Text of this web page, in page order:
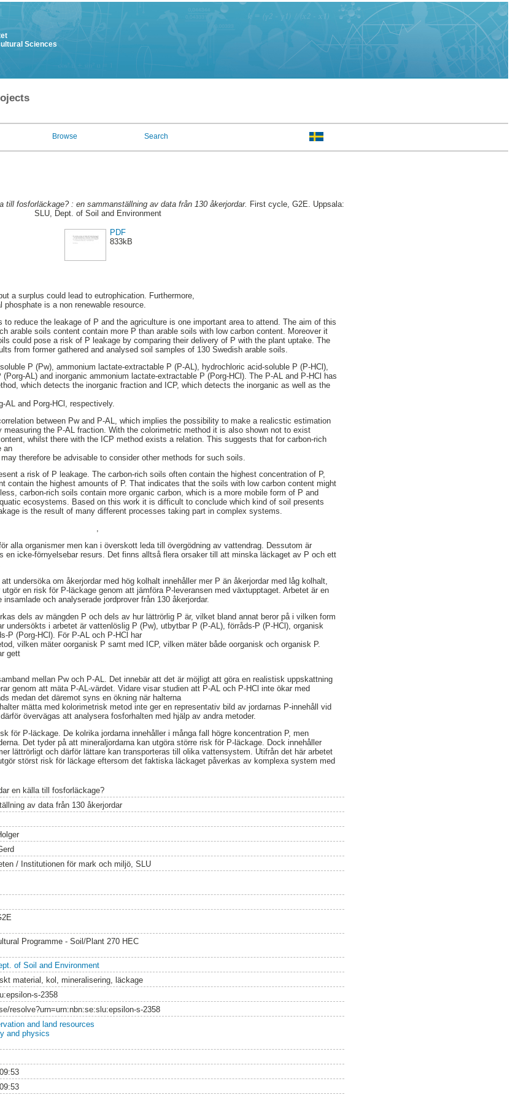
Sciences
Browse Search
till fosforläckage? : en sammanställning av data från 130 åkerjordar. First cycle, G2E. Uppsala:
SLU, Dept. of Soil and Environment
PDF
833kB
a surplus could lead to eutrophication. Furthermore,
is a non renewable resource.
to reduce the leakage of P and the agriculture is one important area to attend. The aim of this
arable soils content contain more P than arable soils with low carbon content. Moreover it
could pose a risk of P leakage by comparing their delivery of P with the plant uptake. The
from former gathered and analysed soil samples of 130 Swedish arable soils.
P (Pw), ammonium lactate-extractable P (P-AL), hydrochloric acid-soluble P (P-HCl),
AL) and inorganic ammonium lactate-extractable P (Porg-HCl). The P-AL and P-HCl has
which detects the inorganic fraction and ICP, which detects the inorganic as well as the
AL and Porg-HCl, respectively.
between Pw and P-AL, which implies the possibility to make a realicstic estimation
the P-AL fraction. With the colorimetric method it is also shown not to exist
whilst there with the ICP method exists a relation. This suggests that for carbon-rich
an
therefore be advisable to consider other methods for such soils.
a risk of P leakage. The carbon-rich soils often contain the highest concentration of P,
contain the highest amounts of P. That indicates that the soils with low carbon content might
carbon-rich soils contain more organic carbon, which is a more mobile form of P and
ecosystems. Based on this work it is difficult to conclude which kind of soil presents
is the result of many different processes taking part in complex systems.
,
alla organismer men kan i överskott leda till övergödning av vattendrag. Dessutom är
en icke-förnyelsebar resurs. Det finns alltså flera orsaker till att minska läckaget av P och ett
undersöka om åkerjordar med hög kolhalt innehåller mer P än åkerjordar med låg kolhalt,
en risk för P-läckage genom att jämföra P-leveransen med växtupptaget. Arbetet är en
och analyserade jordprover från 130 åkerjordar.
dels av mängden P och dels av hur lättrörlig P är, vilket bland annat beror på i vilken form
undersökts i arbetet är vattenlöslig P (Pw), utbytbar P (P-AL), förråds-P (P-HCl), organisk
P (Porg-HCl). För P-AL och P-HCl har
vilken mäter oorganisk P samt med ICP, vilken mäter både oorganisk och organisk P.
gett
mellan Pw och P-AL. Det innebär att det är möjligt att göra en realistisk uppskattning
genom att mäta P-AL-värdet. Vidare visar studien att P-AL och P-HCl inte ökar med
medan det däremot syns en ökning när halterna
mätta med kolorimetrisk metod inte ger en representativ bild av jordarnas P-innehåll vid
övervägas att analysera fosforhalten med hjälp av andra metoder.
för P-läckage. De kolrika jordarna innehåller i många fall högre koncentration P, men
Det tyder på att mineraljordarna kan utgöra större risk för P-läckage. Dock innehåller
lättrörligt och därför lättare kan transporteras till olika vattensystem. Utifrån det här arbetet
störst risk för läckage eftersom det faktiska läckaget påverkas av komplexa system med
en källa till fosforläckage?
av data från 130 åkerjordar
/ Institutionen för mark och miljö, SLU
Programme - Soil/Plant 270 HEC
of Soil and Environment
material, kol, mineralisering, läckage
s-2358
resolve?urn=urn:nbn:se:slu:epsilon-s-2358
and land resources
and physics